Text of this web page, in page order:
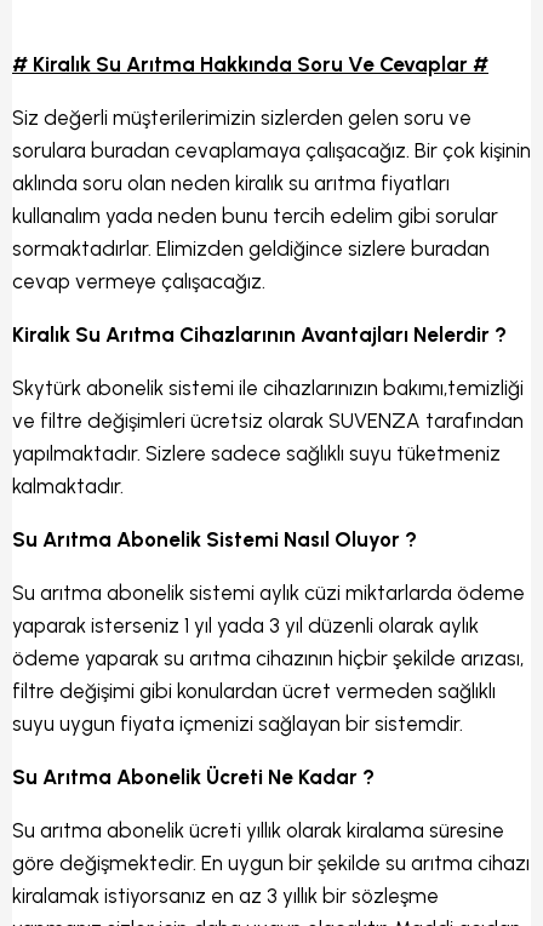
# Kiralık Su Arıtma Hakkında Soru Ve Cevaplar #
Siz değerli müşterilerimizin sizlerden gelen soru ve
sorulara buradan cevaplamaya çalışacağız. Bir çok kişinin
aklında soru olan neden kiralık su arıtma fiyatları
kullanalım yada neden bunu tercih edelim gibi sorular
sormaktadırlar. Elimizden geldiğince sizlere buradan
cevap vermeye çalışacağız.
Kiralık Su Arıtma Cihazlarının Avantajları Nelerdir ?
Skytürk abonelik sistemi ile cihazlarınızın bakımı,temizliği
ve filtre değişimleri ücretsiz olarak SUVENZA tarafından
yapılmaktadır. Sizlere sadece sağlıklı suyu tüketmeniz
kalmaktadır.
Su Arıtma Abonelik Sistemi Nasıl Oluyor ?
Su arıtma abonelik sistemi aylık cüzi miktarlarda ödeme
yaparak isterseniz 1 yıl yada 3 yıl düzenli olarak aylık
ödeme yaparak su arıtma cihazının hiçbir şekilde arızası,
filtre değişimi gibi konulardan ücret vermeden sağlıklı
suyu uygun fiyata içmenizi sağlayan bir sistemdir.
Su Arıtma Abonelik Ücreti Ne Kadar ?
Su arıtma abonelik ücreti yıllık olarak kiralama süresine
göre değişmektedir. En uygun bir şekilde su arıtma cihazı
kiralamak istiyorsanız en az 3 yıllık bir sözleşme